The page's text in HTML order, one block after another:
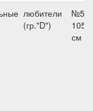
любители
(гр."D")
№5,
105
см